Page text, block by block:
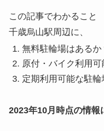
この記事でわかること
千歳烏山駅周辺に、
無料駐輪場はあるか
原付・バイク利用
定期利用可能な駐
2023年10月時点の情報